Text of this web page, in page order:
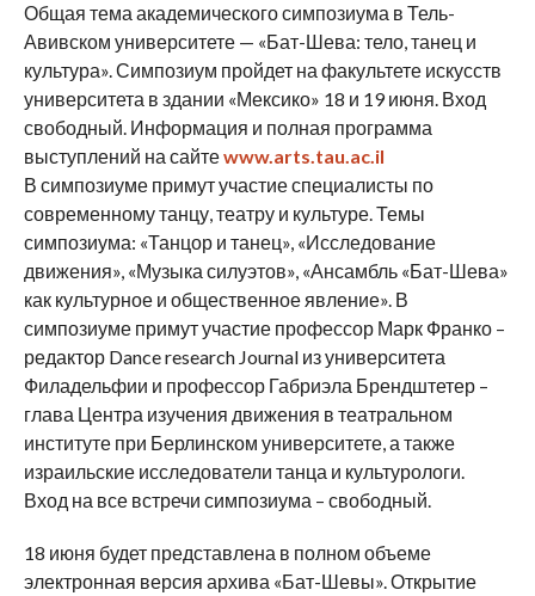
Общая тема академического симпозиума в Тель-
Авивском университете — «Бат-Шева: тело, танец и
культура». Симпозиум пройдет на факультете искусств
университета в здании «Мексико» 18 и 19 июня. Вход
свободный. Информация и полная программа
выступлений на сайтеwww.arts.tau.ac.il
В симпозиуме примут участие специалисты по
современному танцу, театру и культуре. Темы
симпозиума: «Танцор и танец», «Исследование
движения», «Музыка силуэтов», «Ансамбль «Бат-Шева»
как культурное и общественное явление». В
симпозиуме примут участие профессор Марк Франко –
редактор Dance research Journal из университета
Филадельфии и профессор Габриэла Брендштетер –
глава Центра изучения движения в театральном
институте при Берлинском университете, а также
израильские исследователи танца и культурологи.
Вход на все встречи симпозиума – свободный.
18 июня будет представлена в полном объеме
электронная версия архива «Бат-Шевы». Открытие